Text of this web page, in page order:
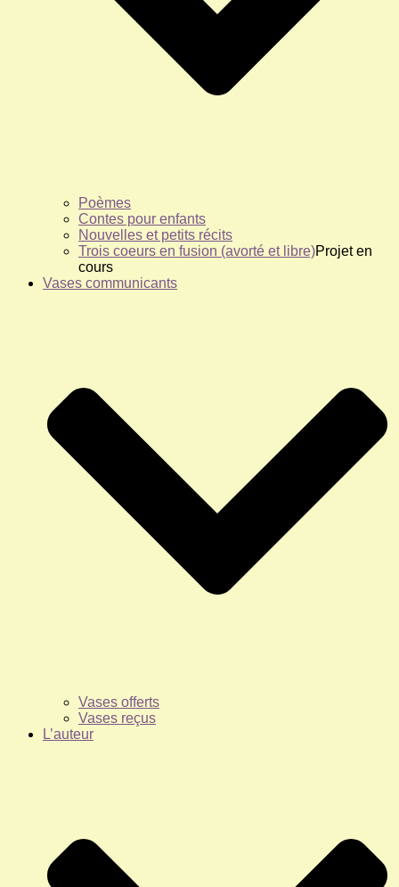
Poèmes
Contes pour enfants
Nouvelles et petits récits
Trois coeurs en fusion (avorté et libre)Projet en
cours
Vases communicants
Vases offerts
Vases reçus
L’auteur